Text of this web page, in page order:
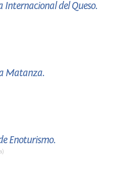
Internacional del Queso.
Matanza.
Enoturismo.